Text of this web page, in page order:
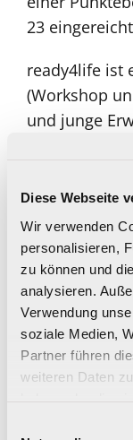
Diese Webseite
Wir verwenden
personalisieren,
zu können und
analysieren.
Verwendung
soziale Medien,
Partner führen
weiteren Daten
23
ready4life ist
(Workshop
und junge
riskantem
Cannabis)
Nutzung.
Jahr 2022
erreicht.
Weitere Infos